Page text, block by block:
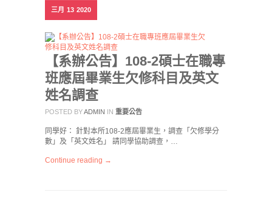
三月 13 2020
【系辦公告】108-2碩士在職專
班應屆畢業生欠修科目及英文
姓名調查
POSTED BYADMIN IN 重要公告
同學好： 針對本所108-2應屆畢業生，調查「欠修學分
數」及「英文姓名」 請同學協助調查，…
Continue reading →